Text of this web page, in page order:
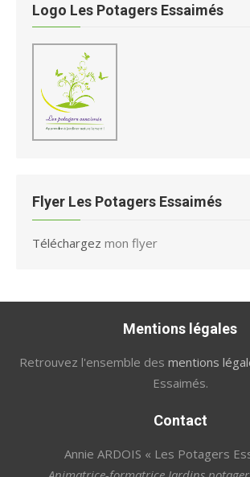
Logo Les Potagers Essaimés
Flyer Les Potagers Essaimés
Téléchargez mon flyer
Mentions légales
Retrouvez l'ensemble des mentions
Essaimés.
Contact
Annie ARDOIS « Les Potagers